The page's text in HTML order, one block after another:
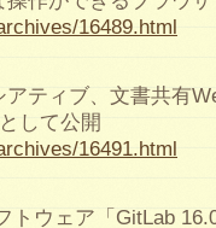
16489.html
ティブ、文書共有
して公開
16491.html
トウェア「GitLab